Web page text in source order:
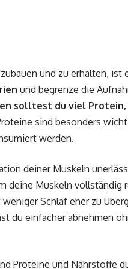
und zu erhalten, ist
und begrenze die
solltest du viel
sind besonders
werden.
deiner Muskeln
deine Muskeln vollständig
Schlaf eher zu
du einfacher abnehmen
Proteine und Nährstoffe